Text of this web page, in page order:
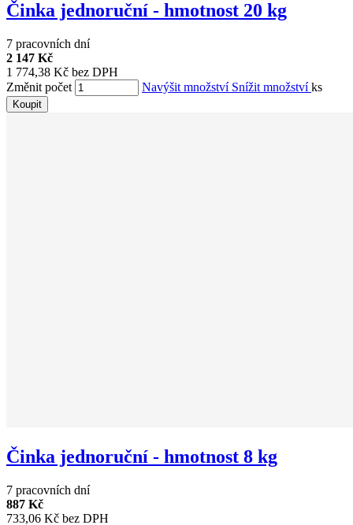
Činka jednoruční - hmotnost 20 kg
7 pracovních dní
2 147 Kč
1 774,38 Kč bez DPH
Změnit počet
Navýšit množství Snížit množstvíks
Koupit
Činka jednoruční - hmotnost 8 kg
7 pracovních dní
887 Kč
733,06 Kč bez DPH